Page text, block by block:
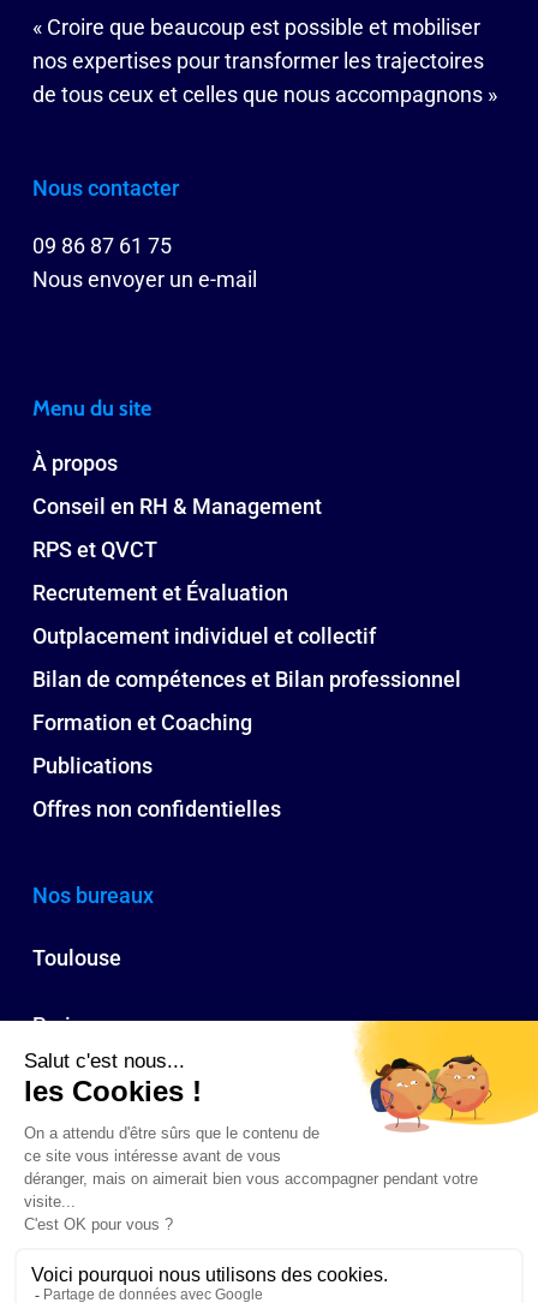
« Croire que beaucoup est possible et mobiliser
nos expertises pour transformer les trajectoires
de tous ceux et celles que nous accompagnons »
Nous contacter
09 86 87 61 75
Nous envoyer un e-mail
Menu du site
À propos
Conseil en RH & Management
RPS et QVCT
Recrutement et Évaluation
Outplacement individuel et collectif
Bilan de compétences et Bilan professionnel
Formation et Coaching
Publications
Offres non confidentielles
Nos bureaux
Toulouse
Paris
Bordeaux
Biarritz
© 2026 CA Ressources humaines : cabinet conseil RH à Toulouse, Paris,